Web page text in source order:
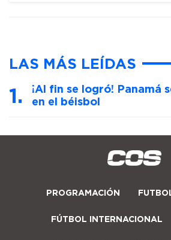
LAS MÁS LEÍDAS
¡Al fin se logró! Panamá
en el béisbol
PROGRAMACIÓN
FÚTBOL INTERNACIONAL